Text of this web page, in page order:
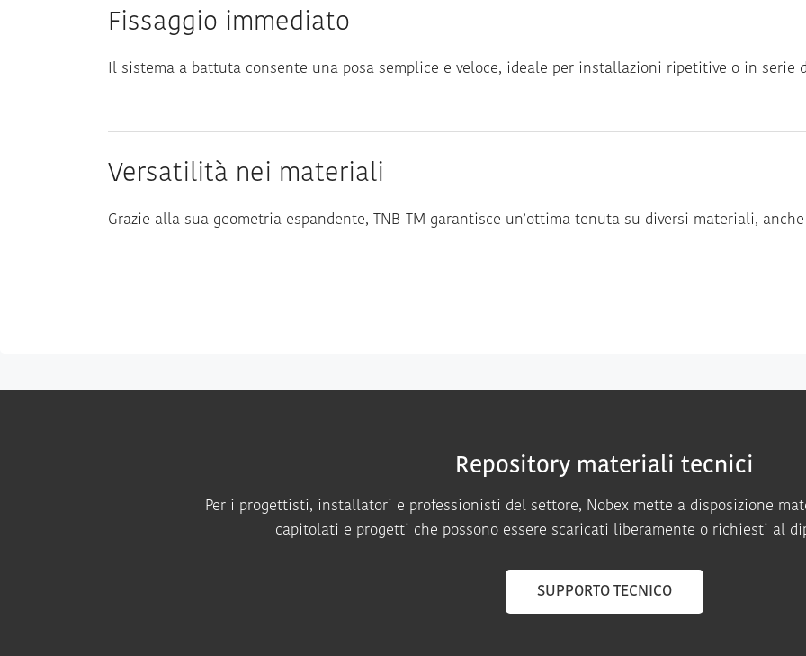
Fissaggio immediato
Il sistema a battuta consente una posa semplice e veloce, ideale per installazioni ripetitive o in serie
Versatilità nei materiali
Grazie alla sua geometria espandente, TNB-TM garantisce un’ottima tenuta su diversi materiali,
Repository materiali tecnici
Per i progettisti, installatori e professionisti del settore, Nobex mette a disposizione
capitolati e progetti che possono essere scaricati liberamente o richiesti al
SUPPORTO TECNICO